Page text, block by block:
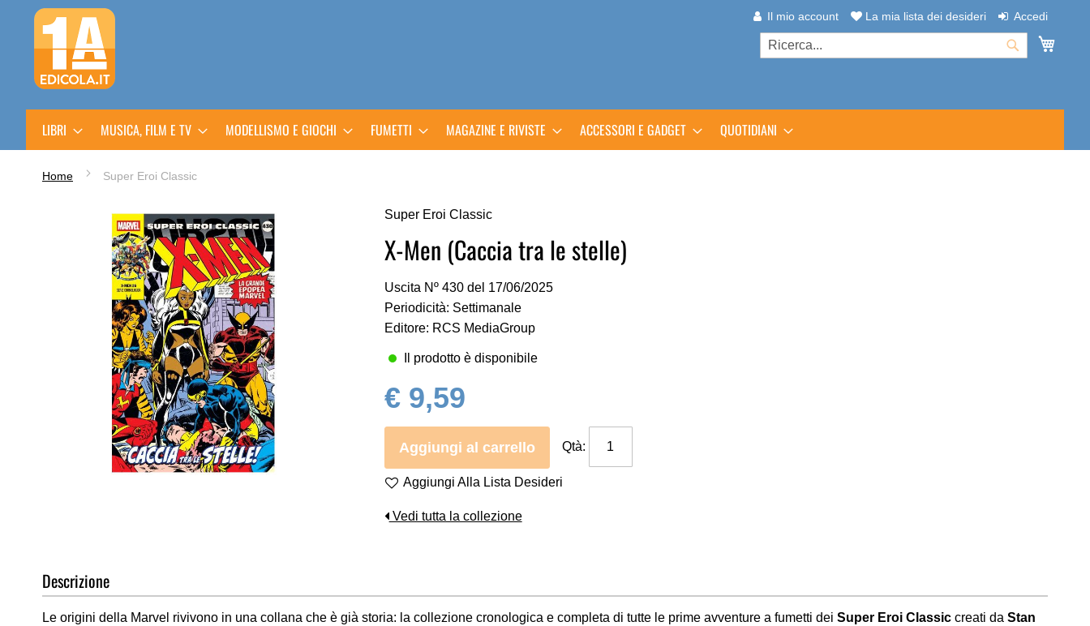
Salta
al
contenuto
Il mio account La mia lista dei desideri Accedi
Cerca
LIBRI MUSICA, FILM E TV MODELLISMO E GIOCHI FUMETTI MAGAZINE E RIVISTE ACCESSORI E GADGET QUOTIDIANI
Home Super Eroi Classic
di
immagini
Super Eroi Classic
X-Men (Caccia tra le stelle)
Uscita Nº 430 del 17/06/2025
Periodicità: Settimanale
Editore: RCS MediaGroup
Il prodotto è disponibile
€ 9,59
Aggiungi al carrello Qtà:
Aggiungi Alla Lista Desideri
Vedi tutta la collezione
Descrizione
Le origini della Marvel rivivono in una collana che è già storia: la collezione cronologica e completa di tutte le prime avventure a fumetti dei Super Eroi Classic creati da Stan